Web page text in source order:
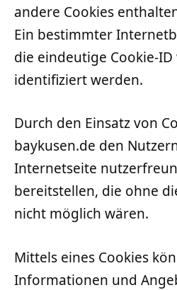
andere Cookies
Ein bestimmter
die eindeutige Cookie-
identifiziert werden.
Durch den Einsatz von
baykusen.de den
Internetseite
bereitstellen, die ohne
nicht möglich wären.
Mittels eines Cookies
Informationen und